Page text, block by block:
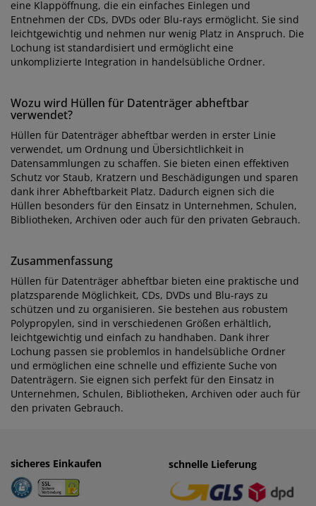
eine Klappöffnung, die ein einfaches Einlegen und
Entnehmen der CDs, DVDs oder Blu-rays ermöglicht. Sie sind
leichtgewichtig und nehmen nur wenig Platz in Anspruch. Die
Lochung ist standardisiert und ermöglicht eine
unkomplizierte Integration in handelsübliche Ordner.
Wozu wird Hüllen für Datenträger abheftbar
verwendet?
Hüllen für Datenträger abheftbar werden in erster Linie
verwendet, um Ordnung und Übersichtlichkeit in
Datensammlungen zu schaffen. Sie bieten einen effektiven
Schutz vor Staub, Kratzern und Beschädigungen und sparen
dank ihrer Abheftbarkeit Platz. Dadurch eignen sich die
Hüllen besonders für den Einsatz in Unternehmen, Schulen,
Bibliotheken, Archiven oder auch für den privaten Gebrauch.
Zusammenfassung
Hüllen für Datenträger abheftbar bieten eine praktische und
platzsparende Möglichkeit, CDs, DVDs und Blu-rays zu
schützen und zu organisieren. Sie bestehen aus robustem
Polypropylen, sind in verschiedenen Größen erhältlich,
leichtgewichtig und einfach zu handhaben. Dank ihrer
Lochung passen sie problemlos in handelsübliche Ordner
und ermöglichen eine schnelle und effiziente Suche von
Datenträgern. Sie eignen sich perfekt für den Einsatz in
Unternehmen, Schulen, Bibliotheken, Archiven oder auch für
den privaten Gebrauch.
sicheres Einkaufen einfaches Zahlen
· Rechnung
· Vorkasse
schnelle Lieferung